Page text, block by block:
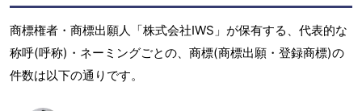
商標権者・商標出願人「株式会社IWS」が保有する、代表的な
称呼(呼称)・ネーミングごとの、商標(商標出願・登録商標)の
件数は以下の通りです。